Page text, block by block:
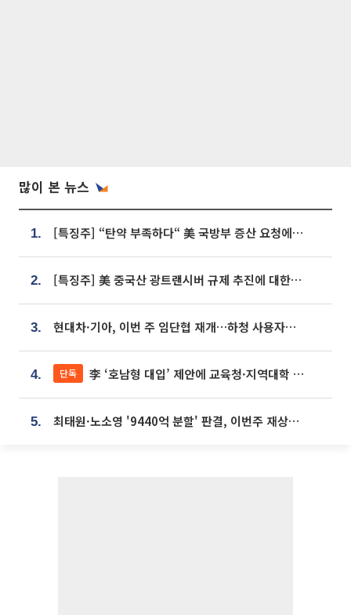
많이 본 뉴스
1. [특징주] “탄약 부족하다“ 美 국방부 증산 요청에⋯국내 방산주 급등세
2. [특징주] 美 중국산 광트랜시버 규제 추진에 대한광통신 등 광통신株 강세
3. 현대차·기아, 이번 주 임단협 재개…하청 사용자성 재심도 ‘변수’
4. 단독 李 ‘호남형 대입’ 제안에 교육청·지역대학 서·논술형 입시 연계 '착수'
5. 최태원·노소영 '9440억 분할' 판결, 이번주 재상고 여부 주목